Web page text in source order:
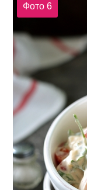
Фото 6